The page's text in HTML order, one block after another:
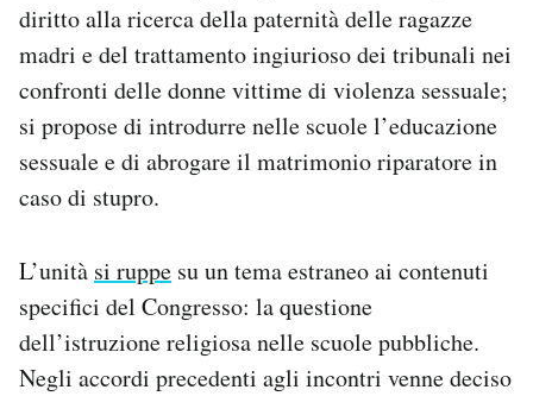
diritto alla ricerca della paternità delle ragazze
madri e del trattamento ingiurioso dei tribunali nei
confronti delle donne vittime di violenza sessuale;
si propose di introdurre nelle scuole l’educazione
sessuale e di abrogare il matrimonio riparatore in
caso di stupro.
L’unità si ruppe su un tema estraneo ai contenuti
specifici del Congresso: la questione
dell’istruzione religiosa nelle scuole pubbliche.
Negli accordi precedenti agli incontri venne deciso